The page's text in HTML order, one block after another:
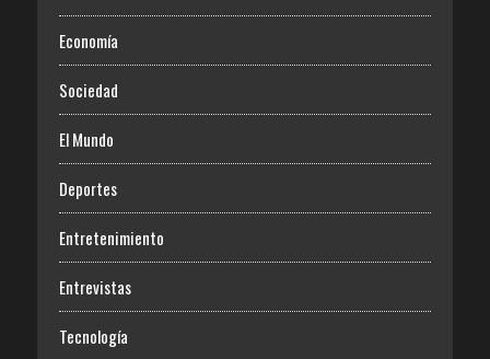
Economía
Sociedad
El Mundo
Deportes
Entretenimiento
Entrevistas
Tecnología